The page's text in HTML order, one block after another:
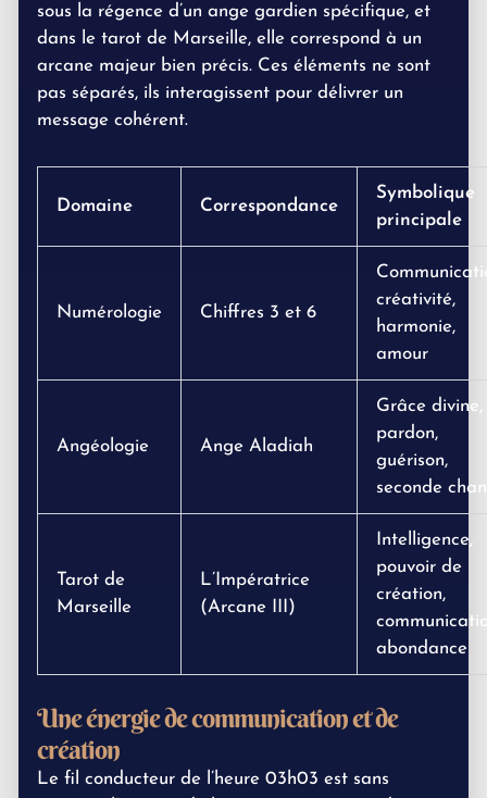
sous la régence d’un ange gardien spécifique, et
dans le tarot de Marseille, elle correspond à un
arcane majeur bien précis. Ces éléments ne sont
pas séparés, ils interagissent pour délivrer un
message cohérent.
Domaine Correspondance
Symbolique
principale
Numérologie Chiffres 3 et 6
créativité,
harmonie,
amour
Angéologie Ange Aladiah
Grâce divine,
pardon,
guérison,
seconde
Tarot de
Marseille
L’Impératrice
(Arcane III)
Intelligence,
pouvoir de
création,
abondance
Une énergie de communication et de
création
Le fil conducteur de l’heure 03h03 est sans